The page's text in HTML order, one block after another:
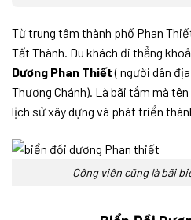
Từ trung tâm thành phố Phan
Tất Thành. Du khách đi thẳng
Dương Phan Thiết( người dân
Thương Chánh). Là bãi tắm mà
lịch sử xây dựng và phát triển
Công viên cũng là bãi